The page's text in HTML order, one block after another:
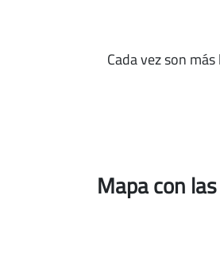
Cada vez son
Mapa con